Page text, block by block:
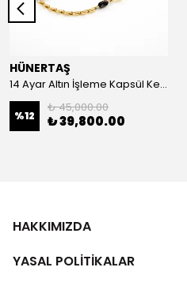
HÜNERTAŞ
14 Ayar Altın İşleme Kapsül Kesim Oltu Taşı Tespih
%12
₺ 45,000.00
₺ 39,800.00
HAKKIMIZDA
YASAL POLİTİKALAR